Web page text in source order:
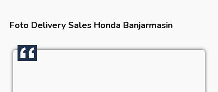
Foto Delivery Sales Honda Banjarmasin